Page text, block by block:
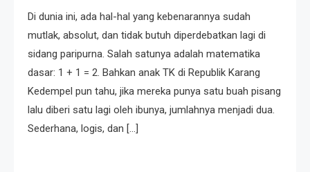
Di dunia ini, ada hal-hal yang kebenarannya sudah
mutlak, absolut, dan tidak butuh diperdebatkan lagi di
sidang paripurna. Salah satunya adalah matematika
dasar: 1 + 1 = 2. Bahkan anak TK di Republik Karang
Kedempel pun tahu, jika mereka punya satu buah pisang
lalu diberi satu lagi oleh ibunya, jumlahnya menjadi dua.
Sederhana, logis, dan […]
Bulan Peringatan vs
Pengesahan UU 7/2002
Resonansi
Satire Politik Karang
Kedempel: Saat Presiden
Gareng Lebih Sibuk Orasi
daripada Urus Nasi
Artikel